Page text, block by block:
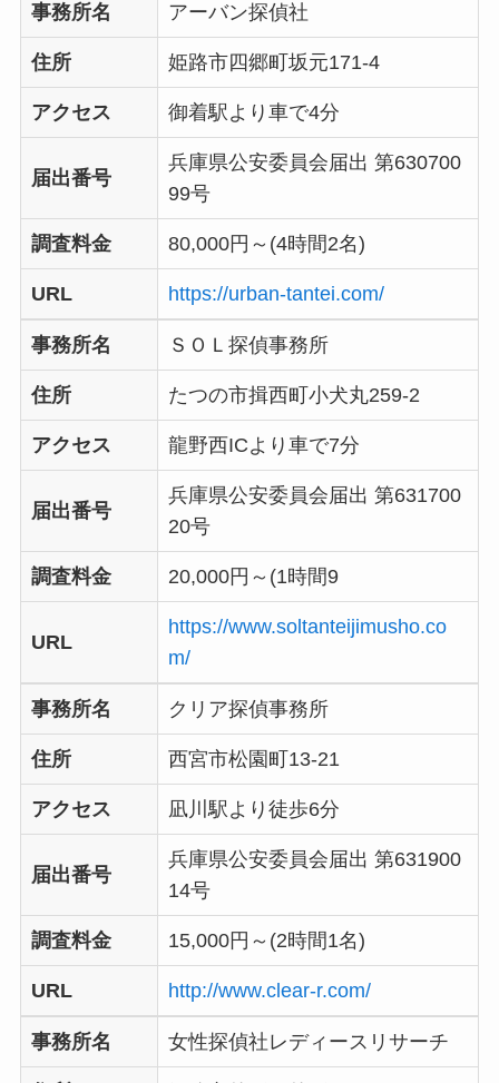
事務所名 アーバン探偵社
住所 姫路市四郷町坂元171-4
アクセス 御着駅より車で4分
届出番号
兵庫県公安委員会届出 第630700
99号
調査料金 80,000円～(4時間2名)
URL https://urban-tantei.com/
事務所名 ＳＯＬ探偵事務所
住所 たつの市揖西町小犬丸259-2
アクセス 龍野西ICより車で7分
届出番号
兵庫県公安委員会届出 第631700
20号
調査料金 20,000円～(1時間9
URL
https://www.soltanteijimusho.co
m/
事務所名 クリア探偵事務所
住所 西宮市松園町13-21
アクセス 凪川駅より徒歩6分
届出番号
兵庫県公安委員会届出 第631900
14号
調査料金 15,000円～(2時間1名)
URL http://www.clear-r.com/
事務所名 女性探偵社レディースリサーチ